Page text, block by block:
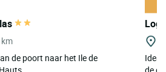
de poort naar het Ile de